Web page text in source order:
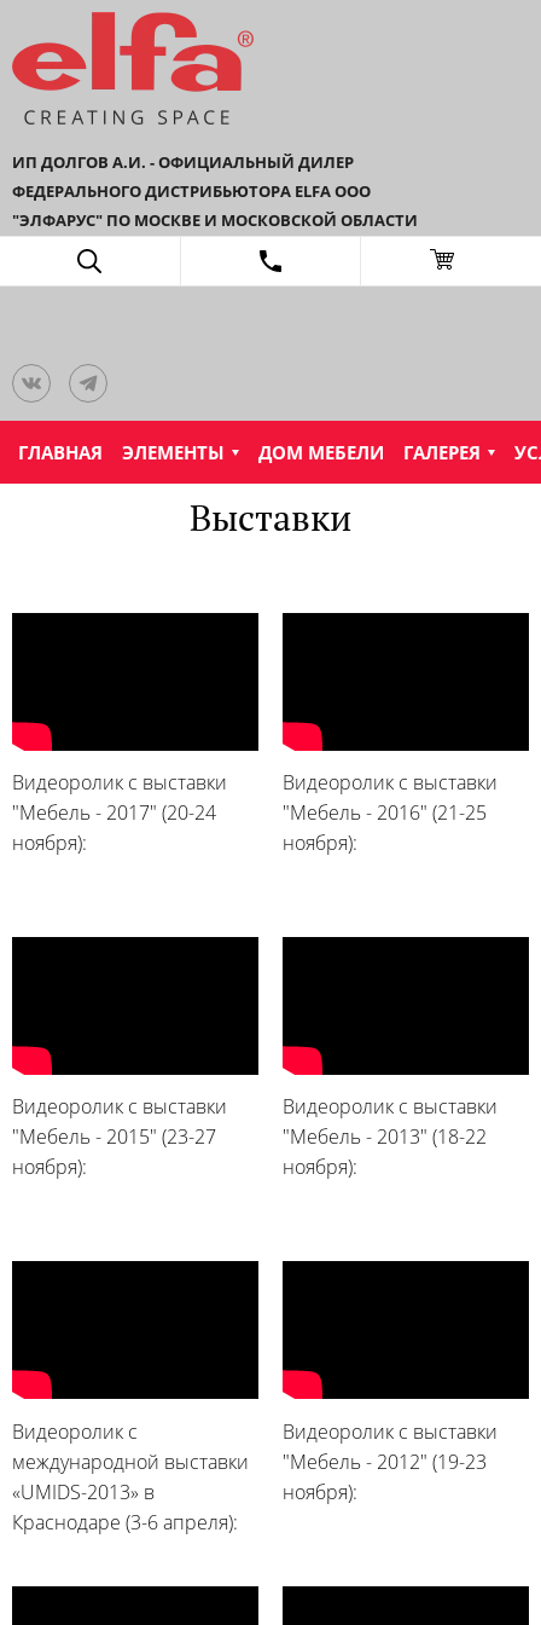
ИП ДОЛГОВ А.И. - ОФИЦИАЛЬНЫЙ ДИЛЕР
ФЕДЕРАЛЬНОГО ДИСТРИБЬЮТОРА ELFA ООО
"ЭЛФАРУС" ПО МОСКВЕ И МОСКОВСКОЙ ОБЛАСТИ
ГЛАВНАЯ ЭЛЕМЕНТЫ ДОМ МЕБЕЛИ ГАЛЕРЕЯ
Выставки
Видеоролик с выставки
"Мебель - 2017" (20-24
ноября):
Видеоролик с выставки
"Мебель - 2016" (21-25
ноября):
Видеоролик с выставки
"Мебель - 2015" (23-27
ноября):
Видеоролик с выставки
"Мебель - 2013" (18-22
ноября):
Видеоролик с
международной выставки
«UMIDS-2013» в
Краснодаре (3-6 апреля):
Видеоролик с выставки
"Мебель - 2012" (19-23
ноября):